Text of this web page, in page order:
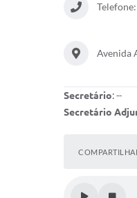
Avenida
Secretário: --
Secretário